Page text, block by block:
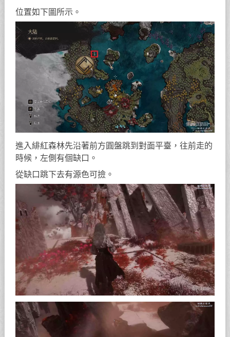
位置如下圖所示。
進入緋紅森林先沿著前方圓盤跳到對面平臺，往前走的
時候，左側有個缺口。
從缺口跳下去有源色可撿。